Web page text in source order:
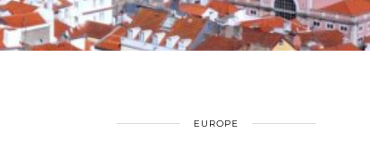
EUROPE